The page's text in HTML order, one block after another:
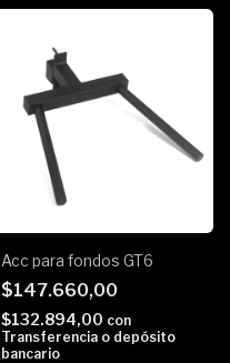
Acc para fondos GT6
$147.660,00
$132.894,00 con
Transferencia o depósito
bancario